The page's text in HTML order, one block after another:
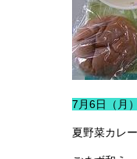
7月6日（月）
夏野菜カレー